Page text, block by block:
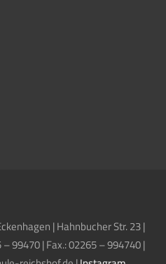
| Hahnbucher Str. 23 |
99470 | Fax.: 02265 – 994740 |